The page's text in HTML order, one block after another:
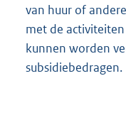
van huur of
met de
kunnen worden
subsidiebedragen.